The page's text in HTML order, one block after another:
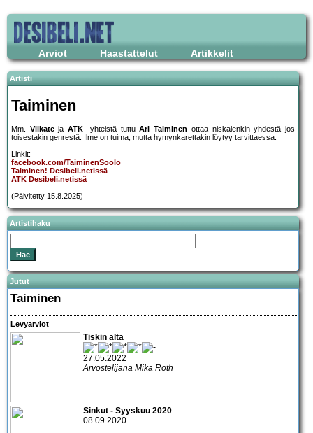
Arviot Haastattelut Artikkelit
Artisti
Taiminen
Mm. ViikatejaATK -yhteistä tuttuAri Taiminen ottaa niskalenkin yhdestä jos
toisestakin genrestä. Ilme on tuima, mutta hymynkarettakin löytyy tarvittaessa.
Linkit:
facebook.com/TaiminenSoolo
Taiminen! Desibeli.netissä
ATK Desibeli.netissä
(Päivitetty 15.8.2025)
Artistihaku
Jutut
Taiminen
Levyarviot
Tiskin alta
27.05.2022
Arvostelijana Mika Roth
Sinkut - Syyskuu 2020
08.09.2020